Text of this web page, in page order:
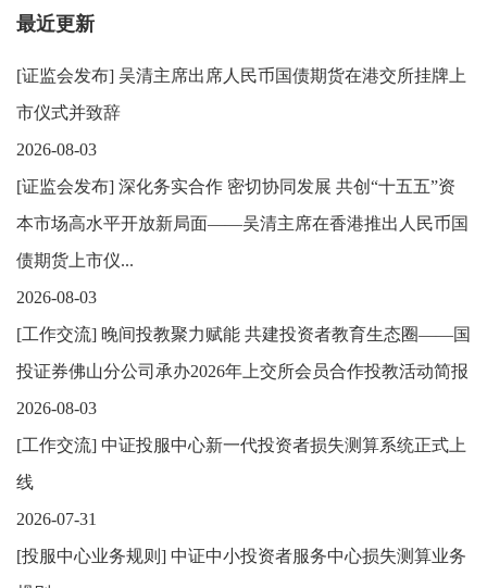
最近更新
[证监会发布] 吴清主席出席人民币国债期货在港交所挂牌上
市仪式并致辞
2026-08-03
[证监会发布] 深化务实合作 密切协同发展 共创“十五五”资
本市场高水平开放新局面——吴清主席在香港推出人民币国
债期货上市仪...
2026-08-03
[工作交流] 晚间投教聚力赋能 共建投资者教育生态圈——国
投证券佛山分公司承办2026年上交所会员合作投教活动简报
2026-08-03
[工作交流] 中证投服中心新一代投资者损失测算系统正式上
线
2026-07-31
[投服中心业务规则 ] 中证中小投资者服务中心损失测算业务